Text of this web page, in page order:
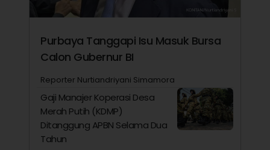
Purbaya Tanggapi Isu Masuk Bursa
Calon Gubernur BI
Reporter Nurtiandriyani Simamora
Gaji Manajer Koperasi Desa
Merah Putih (KDMP)
Ditanggung APBN Selama Dua
Tahun